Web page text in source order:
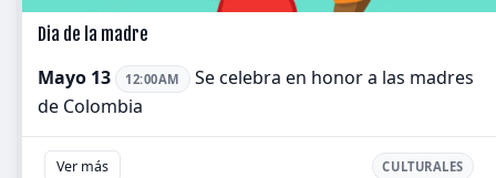
Dia de la madre
Mayo 13 12:00AM
Se celebra en honor a las madres
de Colombia
Ver más CULTURALES